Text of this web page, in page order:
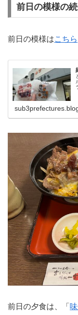
前日の模様の続
前日の模様はこちら
前日の夕食は、「